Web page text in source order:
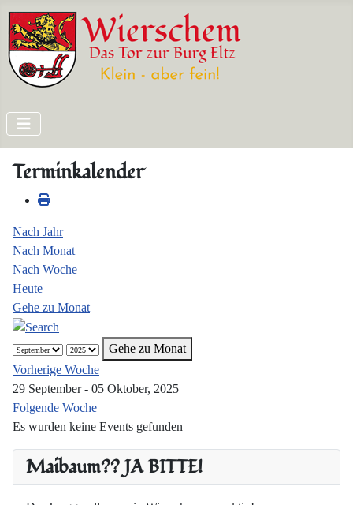
Maibaum?? JA BITTE!
Terminkalender
Nach Jahr
Nach Monat
Nach Woche
Heute
Gehe zu Monat
Gehe zu Monat
Vorherige Woche
29 September - 05 Oktober, 2025
Folgende Woche
Es wurden keine Events gefunden